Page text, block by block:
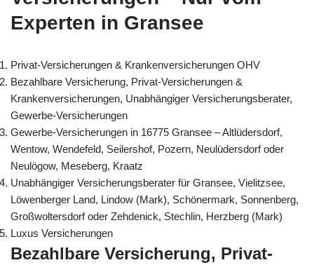
Experten in Gransee
Privat-Versicherungen & Krankenversicherungen OHV
Bezahlbare Versicherung, Privat-Versicherungen &
Krankenversicherungen, Unabhängiger Versicherungsberater,
Gewerbe-Versicherungen
Gewerbe-Versicherungen in 16775 Gransee – Altlüdersdorf,
Wentow, Wendefeld, Seilershof, Pozern, Neulüdersdorf oder
Neulögow, Meseberg, Kraatz
Unabhängiger Versicherungsberater für Gransee, Vielitzsee,
Löwenberger Land, Lindow (Mark), Schönermark, Sonnenberg,
Großwoltersdorf oder Zehdenick, Stechlin, Herzberg (Mark)
Luxus Versicherungen
Bezahlbare Versicherung, Privat-